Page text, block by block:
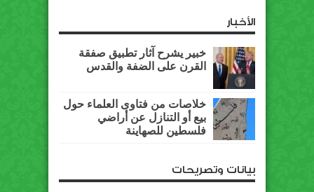
الأخبار
خبير يشرح آثار تطبيق صفقة
القرن على الضفة والقدس
خلاصات من فتاوى العلماء حول
بيع أو التنازل عن أراضي
فلسطين للصهاينة
بيانات وتصريحات